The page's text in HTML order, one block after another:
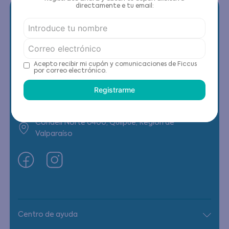
Contáctanos
Horario contacto: Lunes a Viernes de 9:00 a
Condell Norte 0400, Quilpué, Región de
Valparaíso
Centro de ayuda
directamente e tu email:
Acepto recibir mi cupón y comunicaciones de Ficcus
por correo electrónico.
Registrarme